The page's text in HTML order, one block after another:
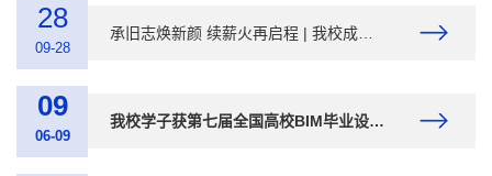
28
09-28
09
06-09
我校学子获第七届全国高校BIM毕业设计创新大赛一等奖